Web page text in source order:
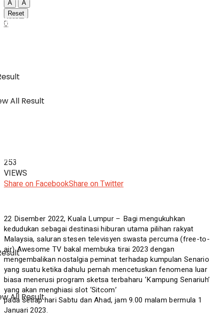
IBC
SWA Digital Malaysia
All Result
SWA Digital Malaysia
All Result
A
A
Reset
0
253
VIEWS
Share on FacebookShare on Twitter
22 Disember 2022, Kuala Lumpur – Bagi mengukuhkan
kedudukan sebagai destinasi hiburan utama pilihan rakyat
Malaysia, saluran stesen televisyen swasta percuma (free-to-
air) Awesome TV bakal membuka tirai 2023 dengan
mengembalikan nostalgia peminat terhadap kumpulan Senario
yang suatu ketika dahulu pernah mencetuskan fenomena luar
biasa menerusi program sketsa terbaharu ‘Kampung Senariuh’
yang akan menghiasi slot ‘Sitcom’
pada setiap hari Sabtu dan Ahad, jam 9.00 malam bermula 1
Januari 2023.